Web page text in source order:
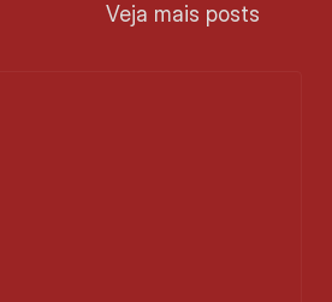
Veja mais posts